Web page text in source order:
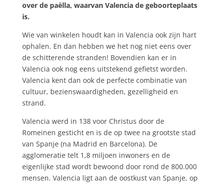
over de paëlla, waarvan Valencia de geboorteplaats
is.
Wie van winkelen houdt kan in Valencia ook zijn hart
ophalen. En dan hebben we het nog niet eens over
de schitterende stranden! Bovendien kan er in
Valencia ook nog eens uitstekend gefietst worden.
Valencia kent dan ook de perfecte combinatie van
cultuur, bezienswaardigheden, gezelligheid en
strand.
Valencia werd in 138 voor Christus door de
Romeinen gesticht en is de op twee na grootste stad
van Spanje (na Madrid en Barcelona). De
agglomeratie telt 1,8 miljoen inwoners en de
eigenlijke stad wordt bewoond door rond de 800.000
mensen. Valencia ligt aan de oostkust van Spanje, op